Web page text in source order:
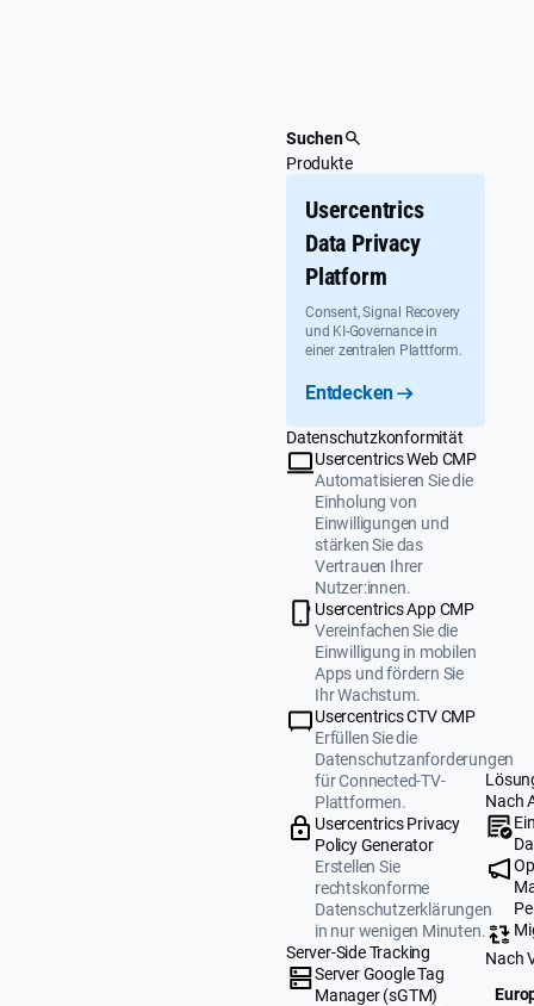
Suchen
Produkte
Usercentrics
Data Privacy
Platform
Consent, Signal Recovery
und KI-Governance in
einer zentralen Plattform.
Entdecken
Datenschutzkonformität
Usercentrics Web CMP
Automatisieren Sie die
Einholung von
Einwilligungen und
stärken Sie das
Vertrauen Ihrer
Nutzer:innen.
Usercentrics App CMP
Vereinfachen Sie die
Einwilligung in mobilen
Apps und fördern Sie
Ihr Wachstum.
Usercentrics CTV CMP
Erfüllen Sie die
Datenschutzanforderungen
für Connected-TV-
Plattformen.
Usercentrics Privacy
Policy Generator
Erstellen Sie
rechtskonforme
Datenschutzerklärungen
in nur wenigen Minuten.
Server-Side Tracking
Server Google Tag
Manager (sGTM)
Nach
Nach